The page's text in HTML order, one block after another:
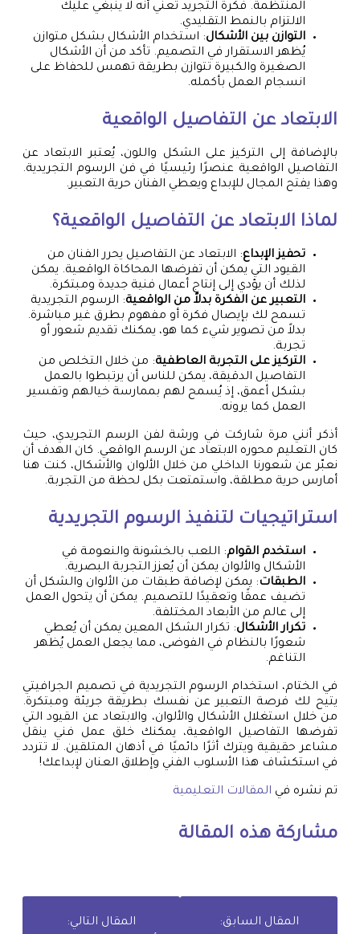
المنتظمة. فكرة التجريد تعني أنه لا ينبغي عليك
الالتزام بالنمط التقليدي.
التوازن بين الأشكال: استخدام الأشكال بشكل متوازن
يُظهر الاستقرار في التصميم. تأكد من أن الأشكال
الصغيرة والكبيرة تتوازن بطريقة تهمس للحفاظ على
انسجام العمل بأكمله.
الابتعاد عن التفاصيل الواقعية
بالإضافة إلى التركيز على الشكل واللون، يُعتبر الابتعاد عن
التفاصيل الواقعية عنصرًا رئيسيًا في فن الرسوم التجريدية.
وهذا يفتح المجال للإبداع ويعطي الفنان حرية التعبير.
لماذا الابتعاد عن التفاصيل الواقعية؟
تحفيز الإبداع: الابتعاد عن التفاصيل يحرر الفنان من
القيود التي يمكن أن تفرضها المحاكاة الواقعية. يمكن
لذلك أن يؤدي إلى إنتاج أعمال فنية جديدة ومبتكرة.
التعبير عن الفكرة بدلاً من الواقعية: الرسوم التجريدية
تسمح لك بإيصال فكرة أو مفهوم بطرق غير مباشرة.
بدلاً من تصوير شيء كما هو، يمكنك تقديم شعور أو
تجربة.
التركيز على التجربة العاطفية: من خلال التخلص من
التفاصيل الدقيقة، يمكن للناس أن يرتبطوا بالعمل
بشكل أعمق، إذ يُسمح لهم بممارسة خيالهم وتفسير
العمل كما يرونه.
أذكر أنني مرة شاركت في ورشة لفن الرسم التجريدي، حيث
كان التعليم محوره الابتعاد عن الرسم الواقعي. كان الهدف أن
نعبّر عن شعورنا الداخلي من خلال الألوان والأشكال، كنت هنا
أمارس حرية مطلقة، واستمتعت بكل لحظة من التجربة.
استراتيجيات لتنفيذ الرسوم التجريدية
استخدم القوام: اللعب بالخشونة والنعومة في
الأشكال والألوان يمكن أن يُعزز التجربة البصرية.
الطبقات: يمكن لإضافة طبقات من الألوان والشكل أن
تضيف عمقًا وتعقيدًا للتصميم. يمكن أن يتحول العمل
إلى عالم من الأبعاد المختلفة.
تكرار الأشكال: تكرار الشكل المعين يمكن أن يُعطي
شعورًا بالنظام في الفوضى، مما يجعل العمل يُظهر
التناغم.
في الختام، استخدام الرسوم التجريدية في تصميم الجرافيتي
يتيح لك فرصة التعبير عن نفسك بطريقة جريئة ومبتكرة.
من خلال استغلال الأشكال والألوان، والابتعاد عن القيود التي
تفرضها التفاصيل الواقعية، يمكنك خلق عمل فني ينقل
مشاعر حقيقية ويترك أثرًا دائميًا في أذهان المتلقين. لا تتردد
في استكشاف هذا الأسلوب الفني وإطلاق العنان لإبداعك!
تم نشره في المقالات التعليمية
مشاركة هذه المقالة
المقال السابق:
المقال التالي: